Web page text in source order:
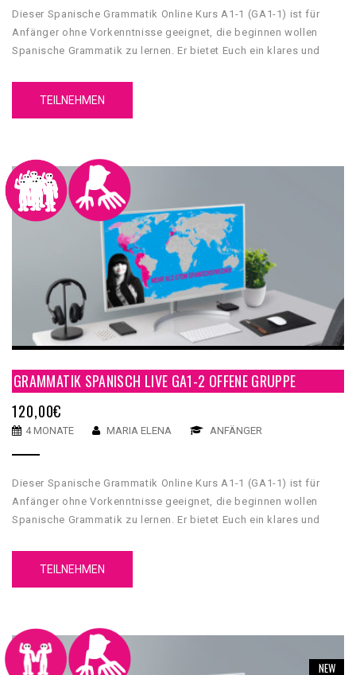
Dieser Spanische Grammatik Online Kurs A1-1 (GA1-1) ist für
Anfänger ohne Vorkenntnisse geeignet, die beginnen wollen
Spanische Grammatik zu lernen. Er bietet Euch ein klares und
Unser GA1-1 Spanische Grammatik Online Kurs A1-1 hat 5
TEILNEHMEN
GRAMMATIK SPANISCH LIVE GA1-2 OFFENE GRUPPE
120,00€
4 MONATE MARIA ELENA ANFÄNGER
Dieser Spanische Grammatik Online Kurs A1-1 (GA1-1) ist für
Anfänger ohne Vorkenntnisse geeignet, die beginnen wollen
Spanische Grammatik zu lernen. Er bietet Euch ein klares und
Unser GA1-1 Spanische Grammatik Online Kurs A1-1 hat 5
TEILNEHMEN
NEW